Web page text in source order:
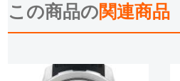
この商品の関連商品